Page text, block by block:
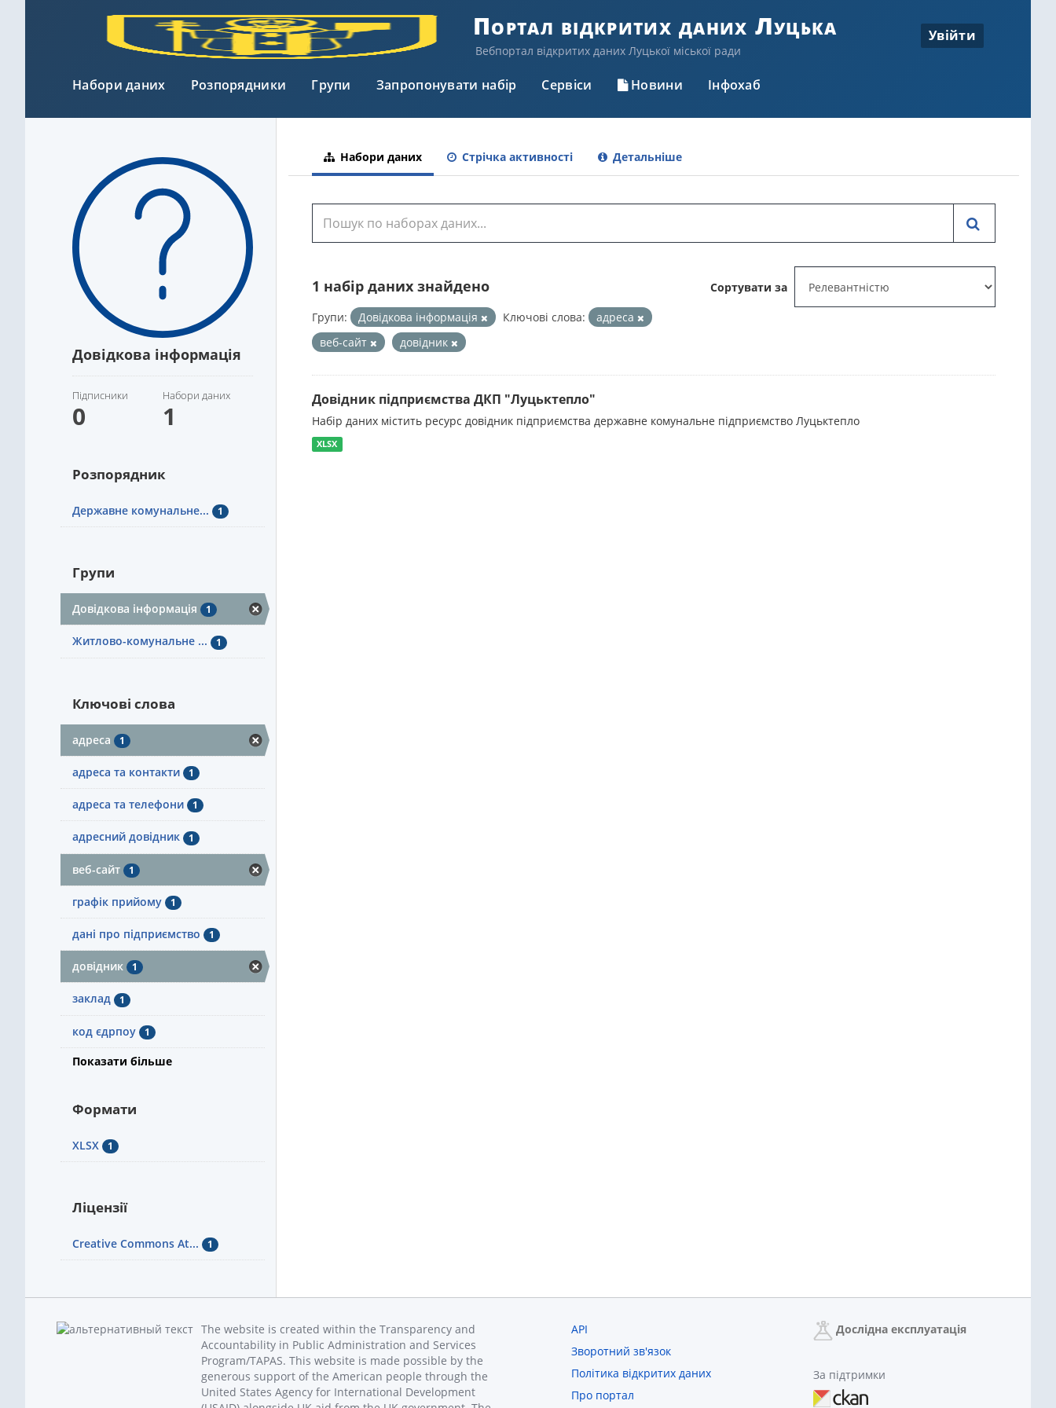
Портал відкритих даних Луцька
Вебпортал відкритих даних Луцької міської ради
Увійти
Набори даних Розпорядники Групи Запропонувати набір Сервіси Новини Інфохаб
Довідкова інформація
Підписники
0
Набори даних
1
Розпорядник
Державне комунальне... 1
Групи
Довідкова інформація 1
Житлово-комунальне ... 1
Ключові слова
адреса 1
адреса та контакти 1
адреса та телефони 1
адресний довідник 1
веб-сайт 1
графік прийому 1
дані про підприємство 1
довідник 1
заклад 1
код єдрпоу 1
Показати більше
Формати
XLSX 1
Ліцензії
Creative Commons At... 1
Набори даних Стрічка активності Детальніше
Сортувати за
1 набір даних знайдено
Групи: Довідкова інформація Ключові слова:
адреса
веб-сайт
довідник
Довідник підприємства ДКП "Луцьктепло"
Набір даних містить ресурс довідник підприємства державне комунальне підприємство Луцьктепло
XLSX
The website is created within the Transparency and
Accountability in Public Administration and Services
Program/TAPAS. This website is made possible by the
generous support of the American people through the
United States Agency for International Development
API
Зворотний зв'язок
Політика відкритих даних
Про портал
Дослідна експлуатація
За підтримки